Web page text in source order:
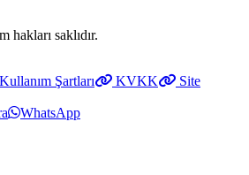
hakları saklıdır.
Kullanım Şartları KVKK
Site
WhatsApp